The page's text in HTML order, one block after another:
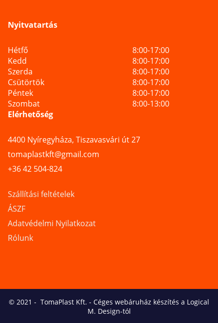
Nyitvatartás
Hétfő
8:00-17:00
Kedd
8:00-17:00
Szerda
8:00-17:00
Csütörtök
8:00-17:00
Péntek
8:00-17:00
Szombat
8:00-13:00
Elérhetőség
4400 Nyíregyháza, Tiszavasvári út 27
tomaplastkft@gmail.com
+36 42 504-824
Szállítási feltételek
ÁSZF
Adatvédelmi Nyilatkozat
Rólunk
© 2021 - TomaPlast Kft. - Céges webáruház készítés a Logical
M. Design-tól